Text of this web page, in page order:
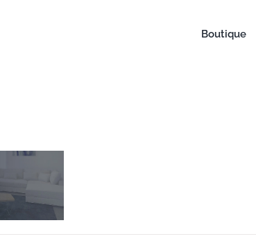
Boutique